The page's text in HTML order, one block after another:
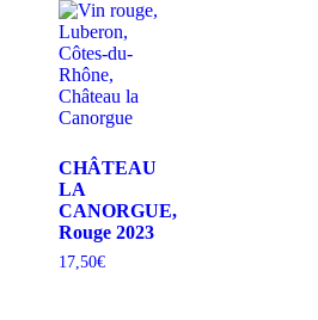
CHÂTEAU
LA
CANORGUE,
Rouge 2023
17,50€